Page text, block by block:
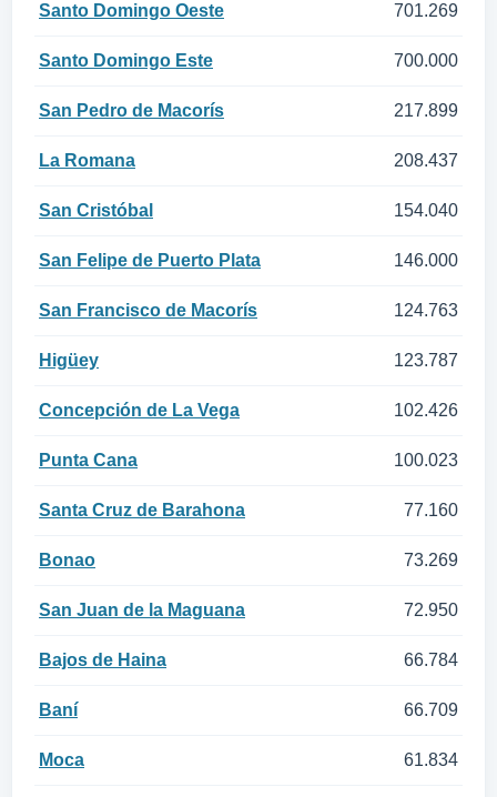
Santo Domingo Oeste 701.269
Santo Domingo Este 700.000
San Pedro de Macorís 217.899
La Romana 208.437
San Cristóbal 154.040
San Felipe de Puerto Plata 146.000
San Francisco de Macorís 124.763
Higüey 123.787
Concepción de La Vega 102.426
Punta Cana 100.023
Santa Cruz de Barahona 77.160
Bonao 73.269
San Juan de la Maguana 72.950
Bajos de Haina 66.784
Baní 66.709
Moca 61.834